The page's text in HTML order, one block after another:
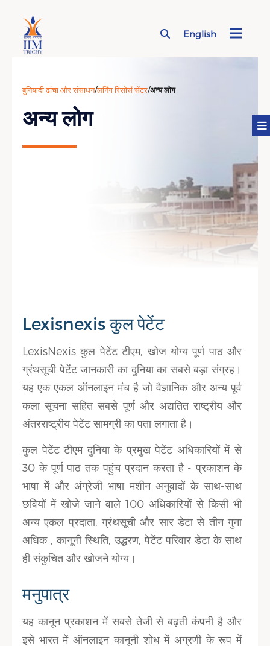
English
बुनियादी ढांचा और संसाधन/लर्निंग रिसोर्स सेंटर/अन्य लोग
अन्य लोग
Lexisnexis कुल पेटेंट
LexisNexis कुल पेटेंट टीएम, खोज योग्य पूर्ण पाठ और
ग्रंथसूची पेटेंट जानकारी का दुनिया का सबसे बड़ा संग्रह।
यह एक एकल ऑनलाइन मंच है जो वैज्ञानिक और अन्य पूर्व
कला सूचना सहित सबसे पूर्ण और अद्यतित राष्ट्रीय और
अंतरराष्ट्रीय पेटेंट सामग्री का पता लगाता है।
कुल पेटेंट टीएम दुनिया के प्रमुख पेटेंट अधिकारियों में से
30 के पूर्ण पाठ तक पहुंच प्रदान करता है - प्रकाशन के
भाषा में और अंग्रेजी भाषा मशीन अनुवादों के साथ-साथ
छवियों में खोजे जाने वाले 100 अधिकारियों से किसी भी
अन्य एकल प्रदाता, ग्रंथसूची और सार डेटा से तीन गुना
अधिक , कानूनी स्थिति, उद्धरण, पेटेंट परिवार डेटा के साथ
ही संकुचित और खोजने योग्य।
मनुपात्र
यह कानून प्रकाशन में सबसे तेजी से बढ़ती कंपनी है और
इसे भारत में ऑनलाइन कानूनी शोध में अग्रणी के रूप में